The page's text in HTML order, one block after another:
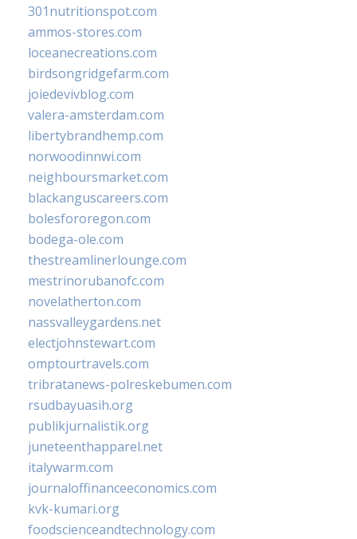
301nutritionspot.com
ammos-stores.com
loceanecreations.com
birdsongridgefarm.com
joiedevivblog.com
valera-amsterdam.com
libertybrandhemp.com
norwoodinnwi.com
neighboursmarket.com
blackanguscareers.com
bolesfororegon.com
bodega-ole.com
thestreamlinerlounge.com
mestrinorubanofc.com
novelatherton.com
nassvalleygardens.net
electjohnstewart.com
omptourtravels.com
tribratanews-polreskebumen.com
rsudbayuasih.org
publikjurnalistik.org
juneteenthapparel.net
italywarm.com
journaloffinanceeconomics.com
kvk-kumari.org
foodscienceandtechnology.com